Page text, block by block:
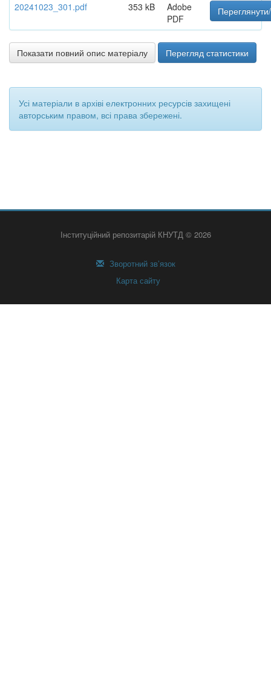
20241023_301.pdf
353 kB
Adobe
PDF
Показати повний опис матеріалу Перегляд статистики
Усі матеріали в архіві електронних ресурсів захищені
авторським правом, всі права збережені.
Інституційний репозитарій КНУТД © 2026
Зворотний зв’язок
Карта сайту